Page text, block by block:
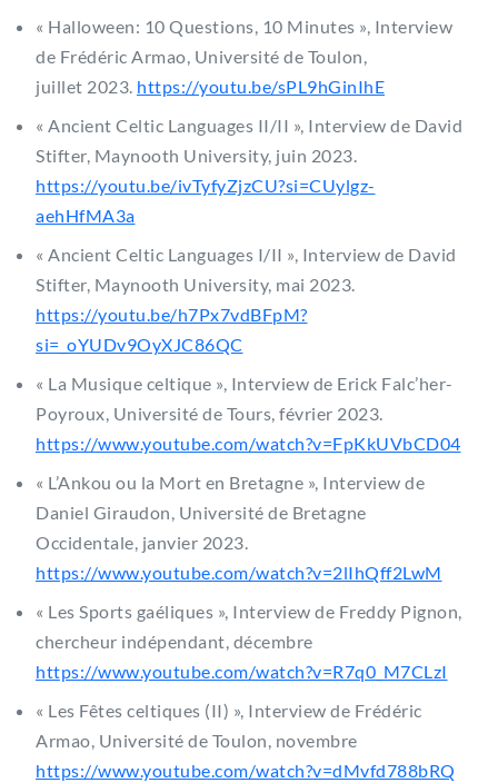
« Halloween: 10 Questions, 10 Minutes », Interview
de Frédéric Armao, Université de Toulon,
juillet 2023. https://youtu.be/sPL9hGinIhE
« Ancient Celtic Languages II/II », Interview de David
Stifter, Maynooth University, juin 2023.
https://youtu.be/ivTyfyZjzCU?si=CUylgz-
aehHfMA3a
« Ancient Celtic Languages I/II », Interview de David
Stifter, Maynooth University, mai 2023.
https://youtu.be/h7Px7vdBFpM?
si=_oYUDv9OyXJC86QC
« La Musique celtique », Interview de Erick Falc’her-
Poyroux, Université de Tours, février 2023.
https://www.youtube.com/watch?v=FpKkUVbCD04
« L’Ankou ou la Mort en Bretagne », Interview de
Daniel Giraudon, Université de Bretagne
Occidentale, janvier 2023.
https://www.youtube.com/watch?v=2lIhQff2LwM
« Les Sports gaéliques », Interview de Freddy Pignon,
chercheur indépendant, décembre
https://www.youtube.com/watch?v=R7q0_M7CLzI
« Les Fêtes celtiques (II) », Interview de Frédéric
Armao, Université de Toulon, novembre
https://www.youtube.com/watch?v=dMvfd788bRQ